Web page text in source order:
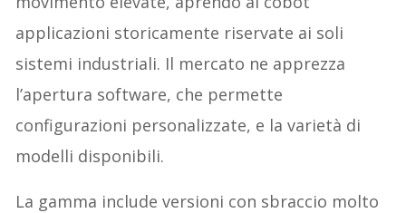
applicazioni storicamente riservate ai soli
sistemi industriali. Il mercato ne apprezza
l’apertura software, che permette
configurazioni personalizzate, e la varietà di
modelli disponibili.
La gamma include versioni con sbraccio molto